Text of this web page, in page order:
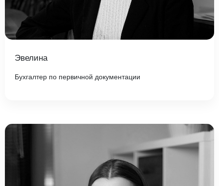
Эвелина
Бухгалтер по первичной документации